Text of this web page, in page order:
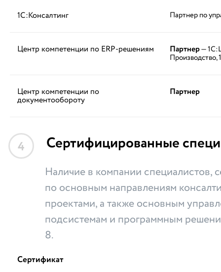
1С:Консалтинг Партнер по
Центр компетенции по ERP-решениям Партнер—
Производство,
Центр компетенции по
документообороту
Партнер
4 Сертифицированные
Наличие в компании специалистов,
по основным направлениям
проектами, а также основным
подсистемам и программным
8.
Сертификат